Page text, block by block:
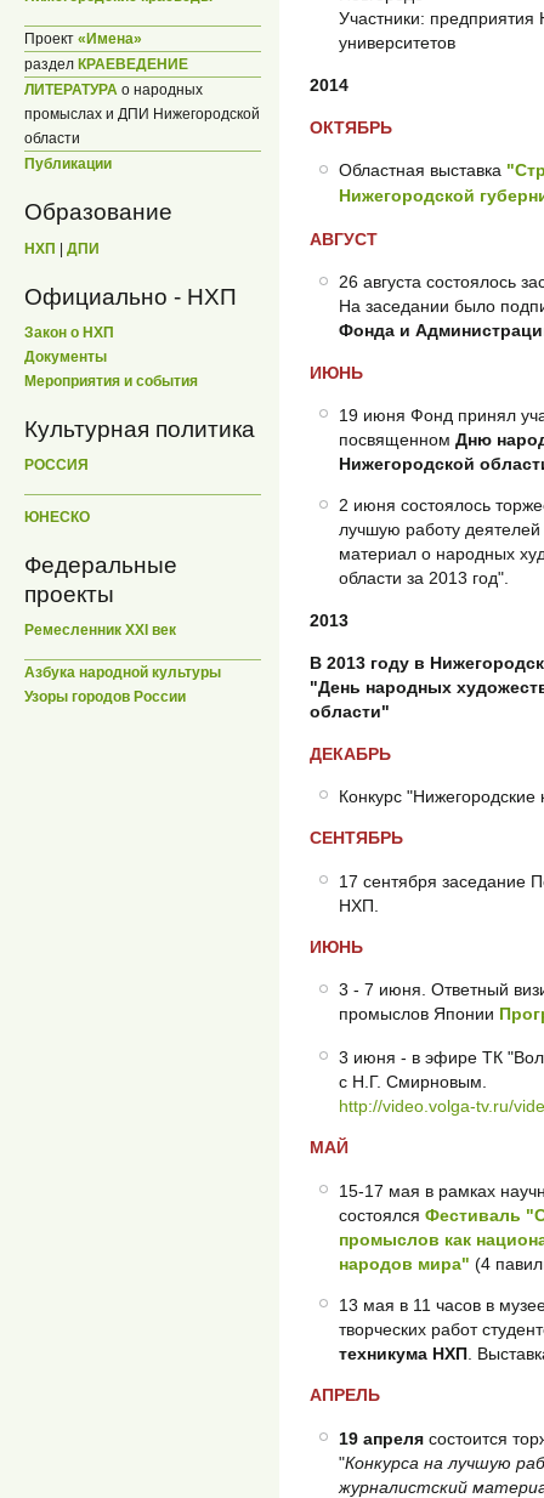
Проект «Имена»
раздел КРАЕВЕДЕНИЕ
ЛИТЕРАТУРА о народных
промыслах и ДПИ Нижегородской
области
Публикации
Образование
НХП | ДПИ
Официально - НХП
Закон о НХП
Документы
Мероприятия и события
Культурная политика
РОССИЯ
ЮНЕСКО
Федеральные
проекты
Ремесленник XXI век
Азбука народной культуры
Узоры городов России
Участники:
университетов
2014
ОКТЯБРЬ
Областная выставка
Нижегородской
АВГУСТ
26 августа состоялось
На заседании было
Фонда и
ИЮНЬ
19 июня Фонд принял
посвященном Дню
Нижегородской
2 июня состоялось
лучшую работу деятелей
материал о народных
области за 2013 год".
2013
В 2013 году в
"День народных
области"
ДЕКАБРЬ
Конкурс "Нижегородские
СЕНТЯБРЬ
17 сентября заседание
НХП.
ИЮНЬ
3 - 7 июня. Ответный
промыслов Японии
3 июня - в эфире ТК
с Н.Г. Смирновым.
http://video.volga-tv.ru/
МАЙ
15-17 мая в рамках
состоялся Фестиваль
промыслов как
народов мира" (4
13 мая в 11 часов в
творческих работ
техникума НХП .
АПРЕЛЬ
19 апреля состоится
"Конкурса на лучшую
журналистский